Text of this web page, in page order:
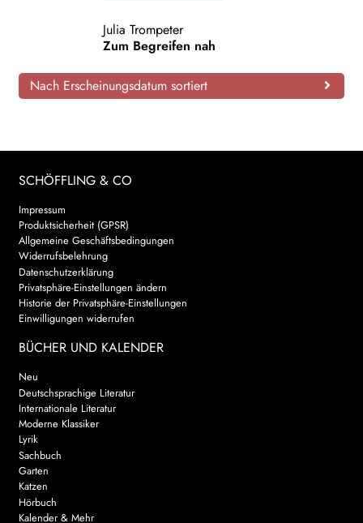
WEITERE VERLAGE
Search:
Julia Trompeter
Zum Begreifen nah
Nach Erscheinungsdatum sortiert
SCHÖFFLING & CO
Impressum
Produktsicherheit (GPSR)
Allgemeine Geschäftsbedingungen
Widerrufsbelehrung
Datenschutzerklärung
Privatsphäre-Einstellungen ändern
Historie der Privatsphäre-Einstellungen
Einwilligungen widerrufen
BÜCHER UND KALENDER
Neu
Deutschsprachige Literatur
Internationale Literatur
Moderne Klassiker
Lyrik
Sachbuch
Garten
Katzen
Hörbuch
Kalender & Mehr